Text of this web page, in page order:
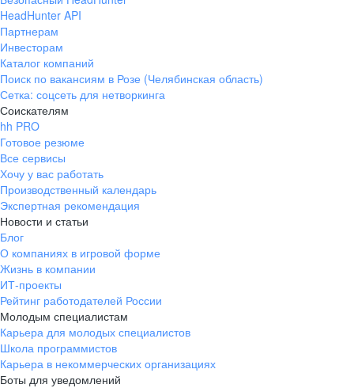
HeadHunter API
Партнерам
Инвесторам
Каталог компаний
Поиск по вакансиям в Розе (Челябинская область)
Сетка: соцсеть для нетворкинга
Соискателям
hh PRO
Готовое резюме
Все сервисы
Хочу у вас работать
Производственный календарь
Экспертная рекомендация
Новости и статьи
Блог
О компаниях в игровой форме
Жизнь в компании
ИТ-проекты
Рейтинг работодателей России
Молодым специалистам
Карьера для молодых специалистов
Школа программистов
Карьера в некоммерческих организациях
Боты для уведомлений